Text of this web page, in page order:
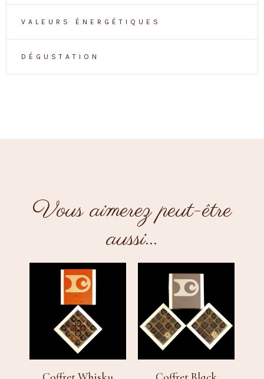
VALEURS ÉNERGÉTIQUES
DÉGUSTATION
Vous aimerez peut-être
aussi…